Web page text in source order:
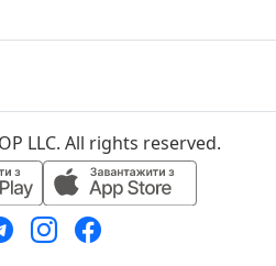
LLC. All rights reserved.